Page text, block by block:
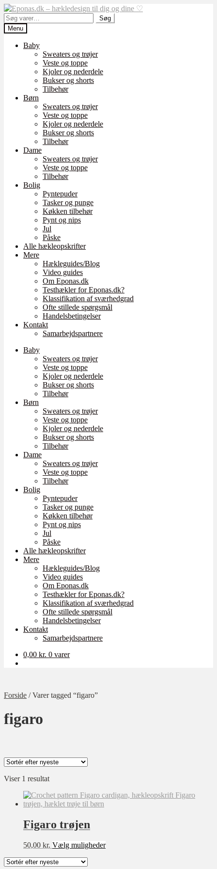
Spring
til
navigation
Spring
til
indhold
Søg
efter:
Søg
Menu
Baby
Sweaters og trøjer
Veste og toppe
Kjoler og nederdele
Bukser og shorts
Tilbehør
Børn
Sweaters og trøjer
Veste og toppe
Kjoler og nederdele
Bukser og shorts
Tilbehør
Dame
Sweaters og trøjer
Veste og toppe
Tilbehør
Bolig
Pyntepuder
Tasker og punge
Køkken tilbehør
Pynt og nips
Jul
Påske
Alle hækleopskrifter
Mere
Hækleguides/Blog
Video guides
Om Eponas.dk
Testhækler for Eponas.dk?
Klassifikation af sværhedgrad
Ofte stillede spørgsmål
Handelsbetingelser
Kontakt
Samarbejdspartnere
Baby
Sweaters og trøjer
Veste og toppe
Kjoler og nederdele
Bukser og shorts
Tilbehør
Børn
Sweaters og trøjer
Veste og toppe
Kjoler og nederdele
Bukser og shorts
Tilbehør
Dame
Sweaters og trøjer
Veste og toppe
Tilbehør
Bolig
Pyntepuder
Tasker og punge
Køkken tilbehør
Pynt og nips
Jul
Påske
Alle hækleopskrifter
Mere
Hækleguides/Blog
Video guides
Om Eponas.dk
Testhækler for Eponas.dk?
Klassifikation af sværhedgrad
Ofte stillede spørgsmål
Handelsbetingelser
Kontakt
Samarbejdspartnere
0,00 kr. 0 varer
Forside /Varer tagged “figaro”
figaro
Kategori
Ukategoriseret
Baby
Bolig
Viser 1 resultat
Figaro trøjen
50,00 kr. Vælg mulighederDette